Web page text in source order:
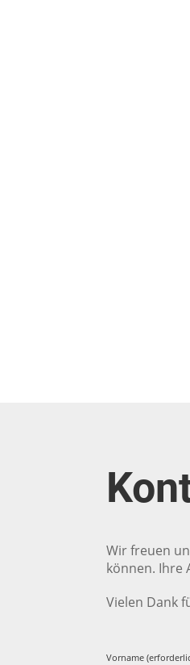
Wir freuen
können. Ihre
Vielen Dank
Vorname